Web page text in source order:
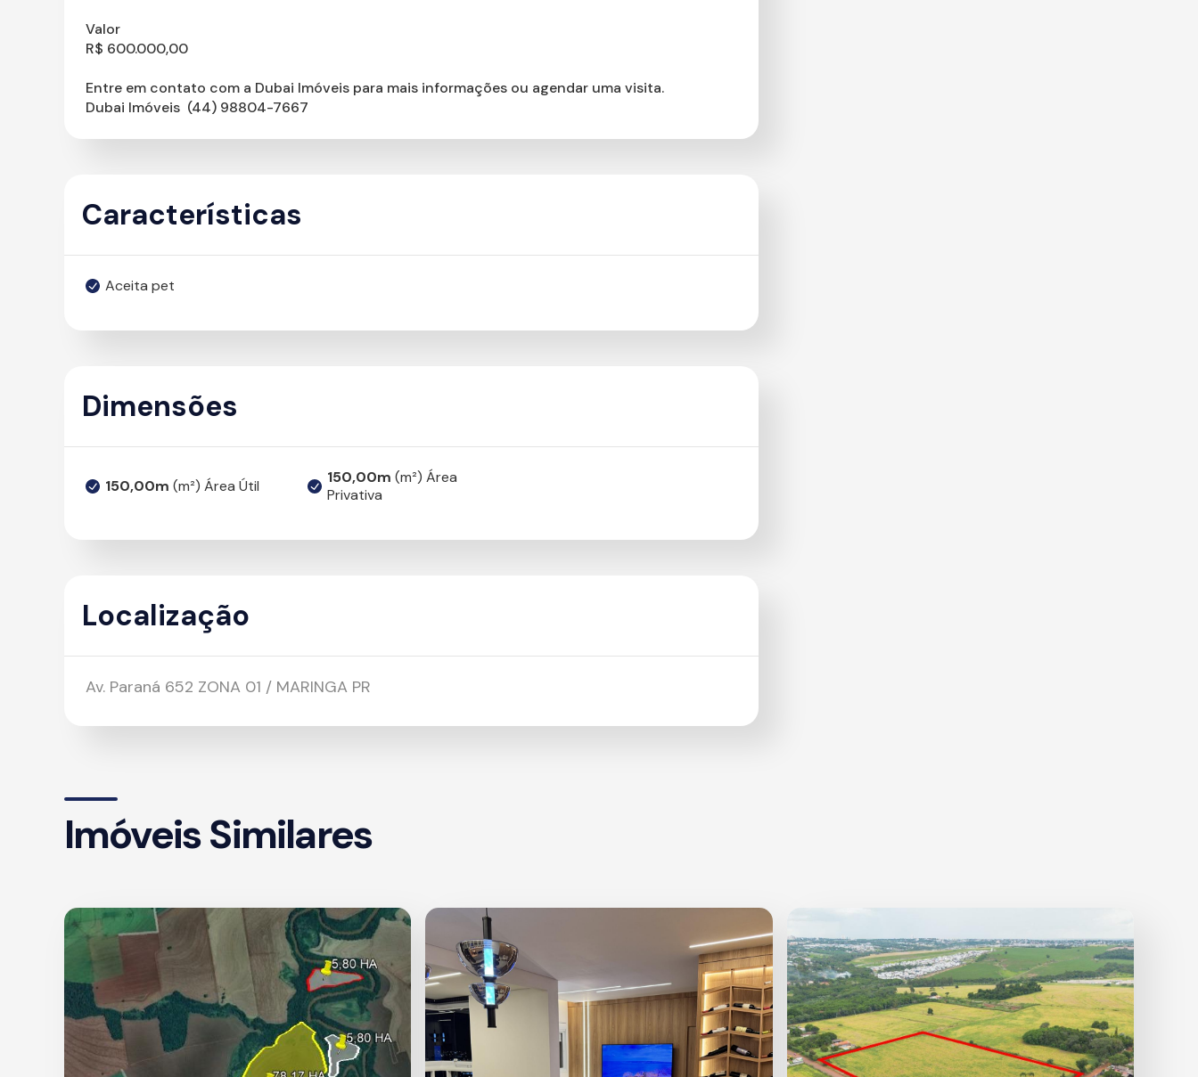
Valor
R$ 600.000,00
Entre em contato com a Dubai Imóveis para mais informações ou agendar uma visita.
Dubai Imóveis  (44) 98804-7667
Características
Aceita pet
Dimensões
150,00m (m²) Área Útil 150,00m (m²) Área
Privativa
Localização
Av. Paraná 652 ZONA 01 / MARINGA PR
Imóveis Similares